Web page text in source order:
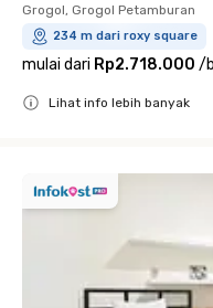
Grogol, Grogol Petamburan
234 m dari roxy square
mulai dari Rp2.718.000 /
Lihat info lebih banyak